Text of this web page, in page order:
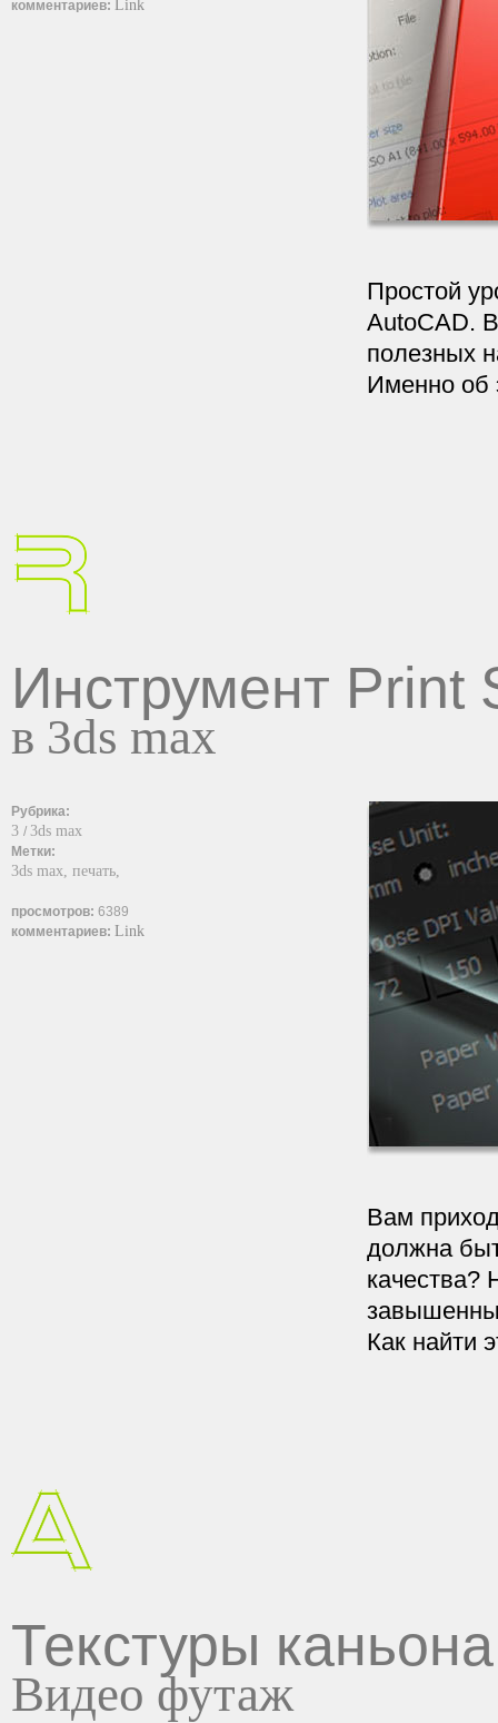
комментариев: Link
Простой
AutoCAD.
полезных
Именно об
Инструмент Print
в 3ds max
Рубрика:
3 / 3ds max
Метки:
3ds max, печать,
просмотров: 6389
комментариев: Link
Вам
должна
качества?
Как найти
Текстуры каньона
Видео футаж